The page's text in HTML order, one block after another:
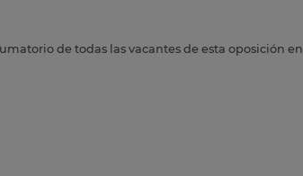
de todas las vacantes de esta oposición en